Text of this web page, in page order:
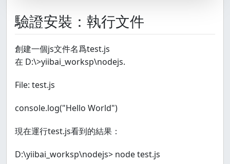
驗證安裝：執行文件
創建一個js文件名爲test.js
在 D:\>yiibai_worksp\nodejs.
File: test.js
console.log("Hello World")
現在運行test.js看到的結果：
D:\yiibai_worksp\nodejs> node test.js